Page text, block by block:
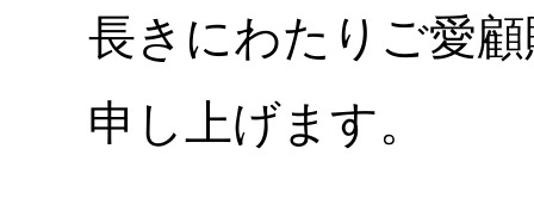
長きにわたりご愛
申し上げます。